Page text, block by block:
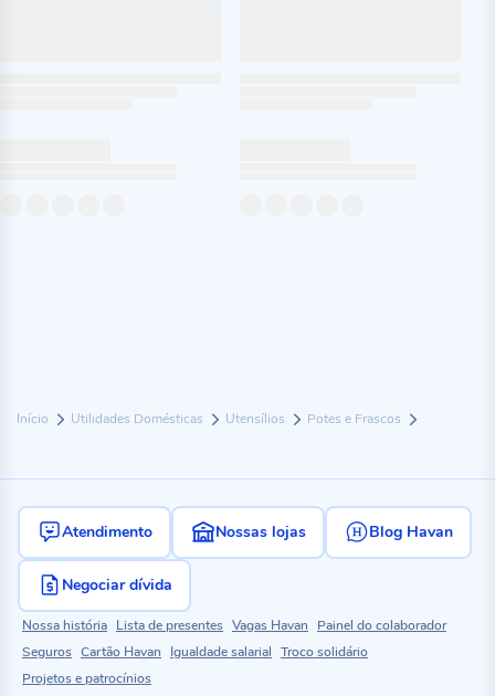
Início Utilidades Domésticas Utensílios Potes e Frascos
Atendimento Nossas lojas Blog Havan
Negociar dívida
Nossa história Lista de presentes Vagas Havan
Painel do colaborador
Seguros Cartão Havan Igualdade salarial Troco solidário
Projetos e patrocínios